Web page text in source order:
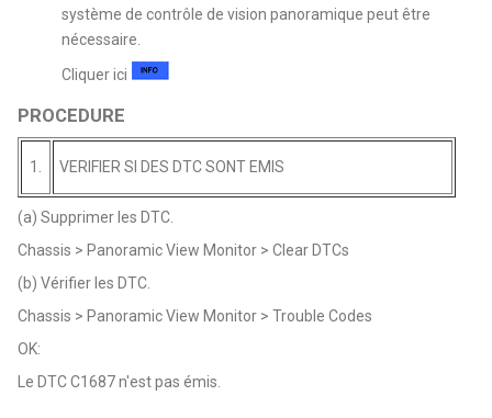
système de contrôle de vision panoramique peut être
nécessaire.
Cliquer ici
PROCEDURE
1. VERIFIER SI DES DTC SONT EMIS
(a) Supprimer les DTC.
Chassis > Panoramic View Monitor > Clear DTCs
(b) Vérifier les DTC.
Chassis > Panoramic View Monitor > Trouble Codes
OK:
Le DTC C1687 n'est pas émis.